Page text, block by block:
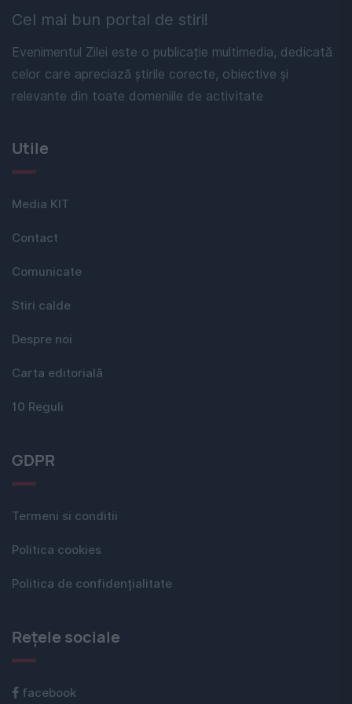
Cel mai bun portal de stiri!
Evenimentul Zilei este o publicație multimedia, dedicată
celor care apreciază știrile corecte, obiective și
relevante din toate domeniile de activitate
Utile
Media KIT
Contact
Comunicate
Stiri calde
Despre noi
Carta editorială
10 Reguli
GDPR
Termeni si conditii
Politica cookies
Politica de confidențialitate
Rețele sociale
facebook